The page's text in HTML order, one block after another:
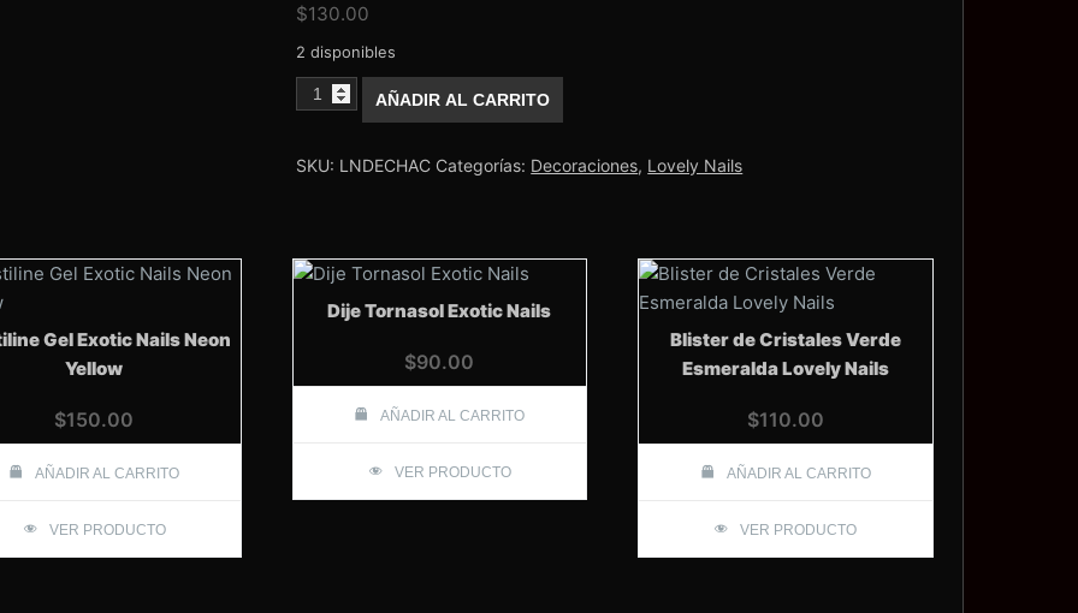
$130.00
2 disponibles
Charola
de
Acetatos
Nails
AÑADIR AL CARRITO
SKU: LNDECHAC Categorías: Decoraciones, Lovely Nails
Gel Exotic Nails Neon
Yellow
$150.00
AÑADIR AL CARRITO
VER PRODUCTO
Dije Tornasol Exotic Nails
$90.00
AÑADIR AL CARRITO
VER PRODUCTO
Blister de Cristales Verde
Esmeralda Lovely Nails
$110.00
AÑADIR AL CARRITO
VER PRODUCTO